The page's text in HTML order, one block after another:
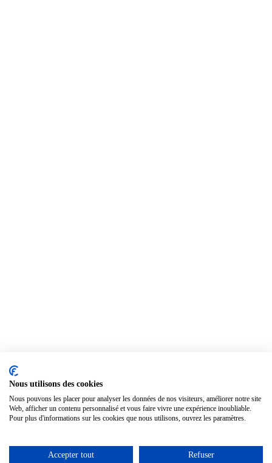
Nous utilisons des cookies
Nous pouvons les placer pour analyser les données de nos visiteurs, améliorer notre site
Web, afficher un contenu personnalisé et vous faire vivre une expérience inoubliable.
Pour plus d'informations sur les cookies que nous utilisons, ouvrez les paramètres.
Accepter tout Refuser